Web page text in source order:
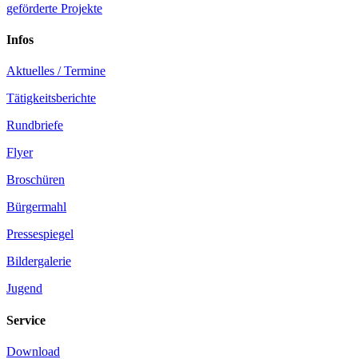
geförderte Projekte
Infos
Aktuelles / Termine
Tätigkeitsberichte
Rundbriefe
Flyer
Broschüren
Bürgermahl
Pressespiegel
Bildergalerie
Jugend
Service
Download